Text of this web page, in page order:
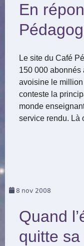
En
Le site du Café
150 000 abonnés
avoisine le
conteste la
monde
service rendu. Là
8 nov 2008
Quand
quitte